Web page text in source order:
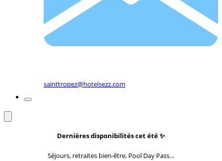
sainttropez@hotelsezz.com
Dernières disponibilités cet été ✨
Séjours, retraites bien-être, Pool Day Pass…